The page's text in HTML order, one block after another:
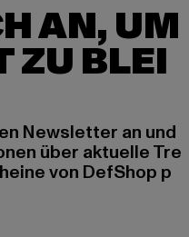
AN, UM
ZU BLEI
Newsletter an und
über aktuelle Tre
von DefShop p